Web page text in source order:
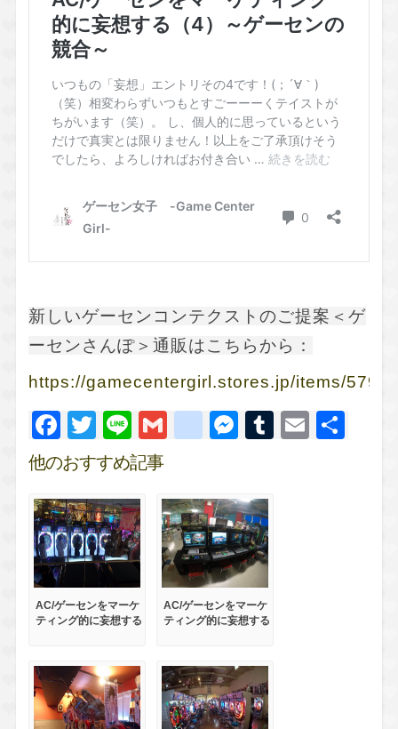
新しいゲーセンコンテクストのご提案＜ゲ
ーセンさんぽ＞通販はこちらから：
https://gamecentergirl.stores.jp/items/
Facebook
Twitter
Line Gmail Messenger
Tumblr
Email
他のおすすめ記事
AC/ゲーセンをマーケ
ティング的に妄想する
AC/ゲーセンをマーケ
ティング的に妄想する